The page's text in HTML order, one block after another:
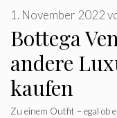
Bottega
andere
kaufen
1. November 2022
Zu einem Outfit – egal ob